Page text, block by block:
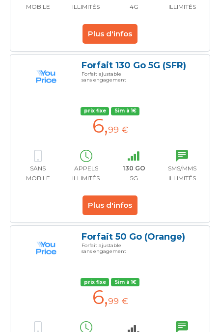
MOBILE
ILLIMITÉS
4G
ILLIMITÉS
Plus d'infos
Forfait 130 Go 5G (SFR)
Forfait ajustable
sans engagement
prix fixe Sim à 1€
6,99 €
SANS
MOBILE
APPELS
ILLIMITÉS
130 GO
5G
SMS/MMS
ILLIMITÉS
Plus d'infos
Forfait 50 Go (Orange)
Forfait ajustable
sans engagement
prix fixe Sim à 1€
6,99 €